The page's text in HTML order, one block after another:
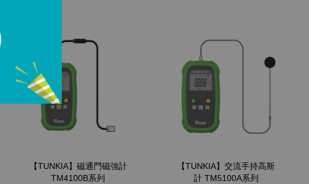
【TUNKIA】磁通門磁強計
TM4100B系列
【TUNKIA】交流手持高斯
計 TM5100A系列